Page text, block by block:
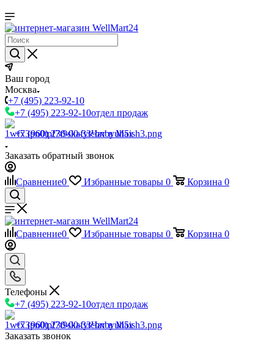
Ваш город
Москва
+7 (495) 223-92-10
+7 (495) 223-92-10отдел продаж
+7 (960) 230-00-33Чат в Max
Заказать обратный звонок
Сравнение0 Избранные товары 0 Корзина 0
Сравнение0 Избранные товары 0 Корзина 0
Телефоны
+7 (495) 223-92-10отдел продаж
+7 (960) 230-00-33Чат в Max
Заказать звонок